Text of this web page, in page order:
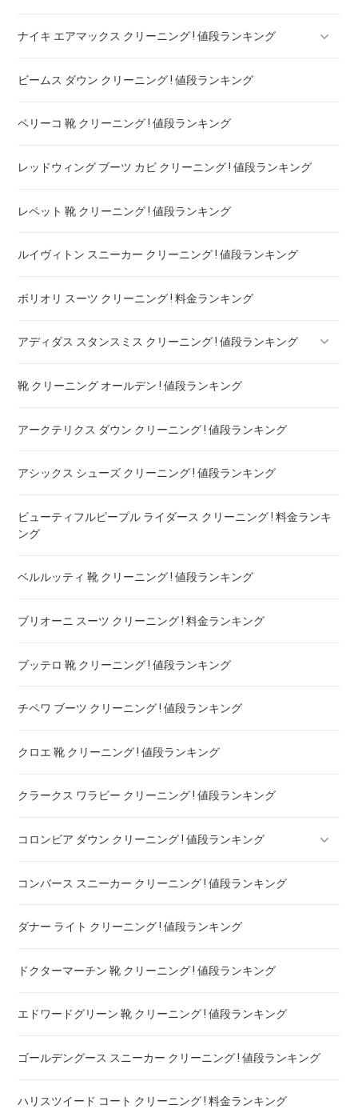
ナイキ エアマックス クリーニング ! 値段ランキング
ナイキ フライニット クリーニング ! 値段ランキング
nike エアフォース クリーニング ! 値段ランキング
ビームス ダウン クリーニング ! 値段ランキング
ペリーコ 靴 クリーニング ! 値段ランキング
レッドウィング ブーツ カビ クリーニング ! 値段ランキング
レペット 靴 クリーニング ! 値段ランキング
ルイヴィトン スニーカー クリーニング ! 値段ランキング
ボリオリ スーツ クリーニング ! 料金ランキング
アディダス スタンスミス クリーニング ! 値段ランキング
アディダス ブースト クリーニング ! 値段ランキング
アディダス スーパースター クリーニング ! 値段ランキング
靴 クリーニング オールデン ! 値段ランキング
アークテリクス ダウン クリーニング ! 値段ランキング
アシックス シューズ クリーニング ! 値段ランキング
ビューティフルピープル ライダース クリーニング ! 料金ランキ
ング
ベルルッティ 靴 クリーニング ! 値段ランキング
ブリオーニ スーツ クリーニング ! 料金ランキング
ブッテロ 靴 クリーニング ! 値段ランキング
チペワ ブーツ クリーニング ! 値段ランキング
クロエ 靴 クリーニング ! 値段ランキング
クラークス ワラビー クリーニング ! 値段ランキング
コロンビア ダウン クリーニング ! 値段ランキング
コロンビア オムニヒートのジャケット クリーニング ! 値段ラ
コンバース スニーカー クリーニング ! 値段ランキング
ダナー ライト クリーニング ! 値段ランキング
ドクターマーチン 靴 クリーニング ! 値段ランキング
エドワードグリーン 靴 クリーニング ! 値段ランキング
ゴールデングース スニーカー クリーニング ! 値段ランキング
ハリスツイード コート クリーニング ! 料金ランキング